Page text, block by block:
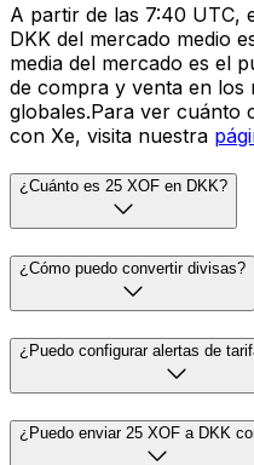
A partir de las 7:40 UTC,
DKK del mercado medio
media del mercado es el
de compra y venta en los
globales.Para ver cuánto
con Xe, visita nuestra
¿Cuánto es 25 XOF en DKK?
¿Cómo puedo convertir divisas?
¿Puedo configurar alertas de
¿Puedo enviar 25 XOF a DKK